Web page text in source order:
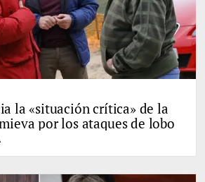
la «situación crítica» de la
por los ataques de lobo